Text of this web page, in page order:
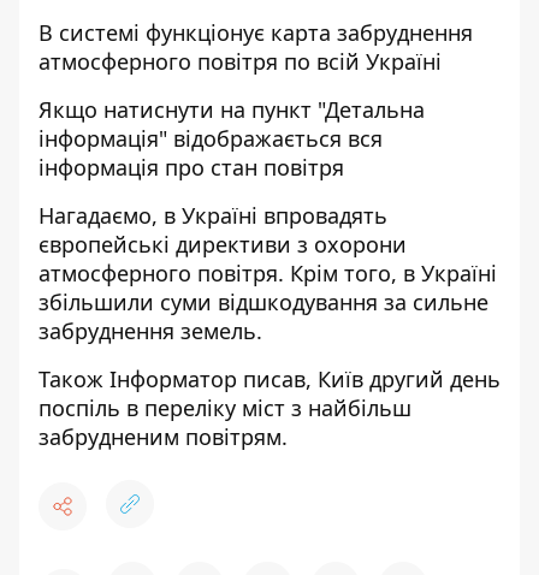
В системі функціонує карта забруднення
атмосферного повітря по всій Україні
Якщо натиснути на пункт "Детальна
інформація" відображається вся
інформація про стан повітря
Нагадаємо, в Україні впровадять
європейські директиви з охорони
атмосферного повітря. Крім того, в Україні
збільшили суми відшкодування за сильне
забруднення земель.
Також Інформатор писав, Київ другий день
поспіль в переліку міст з найбільш
забрудненим повітрям.